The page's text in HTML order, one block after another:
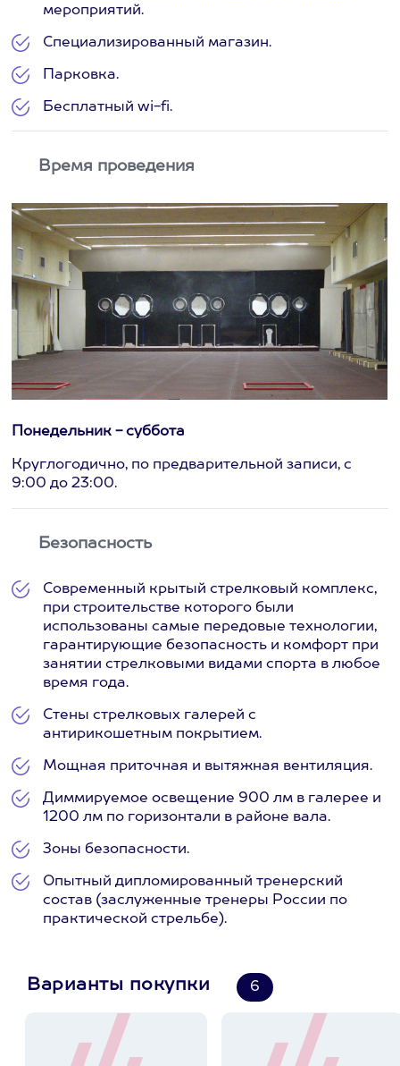
мероприятий.
Специализированный магазин.
Парковка.
Бесплатный wi-fi.
Время проведения
Понедельник - суббота
Круглогодично, по предварительной записи, с
9:00 до 23:00.
Безопасность
Современный крытый стрелковый комплекс,
при строительстве которого были
использованы самые передовые технологии,
гарантирующие безопасность и комфорт при
занятии стрелковыми видами спорта в любое
время года.
Стены стрелковых галерей с
антирикошетным покрытием.
Мощная приточная и вытяжная вентиляция.
Диммируемое освещение 900 лм в галерее и
1200 лм по горизонтали в районе вала.
Зоны безопасности.
Опытный дипломированный тренерский
состав (заслуженные тренеры России по
практической стрельбе).
Варианты покупки 6